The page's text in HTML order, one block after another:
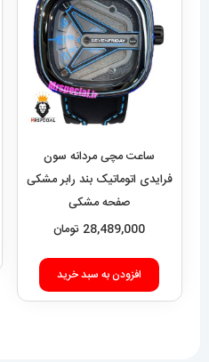
ساعت مچی مردانه سون
فرایدی اتوماتیک بند رابر مشکی
SEVENFRIDAY 021408
28,489,000تومان
افزودن به سبد خرید